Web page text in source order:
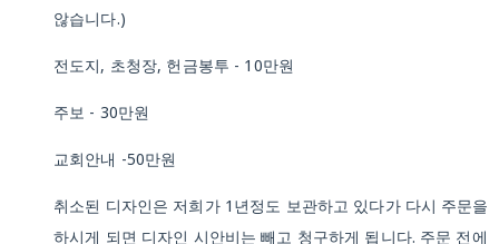
않습니다.)
전도지, 초청장, 헌금봉투 - 10만원
주보 - 30만원
교회안내 -50만원
취소된 디자인은 저희가 1년정도 보관하고 있다가 다시 주문을
하시게 되면 디자인 시안비는 빼고 청구하게 됩니다. 주문 전에